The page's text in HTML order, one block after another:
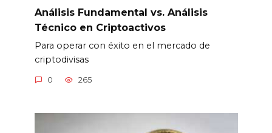
Análisis Fundamental vs. Análisis
Técnico en Criptoactivos
Para operar con éxito en el mercado de
criptodivisas
0 265